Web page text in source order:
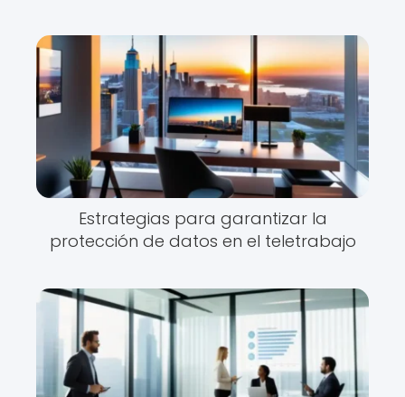
Estrategias para garantizar la
protección de datos en el teletrabajo